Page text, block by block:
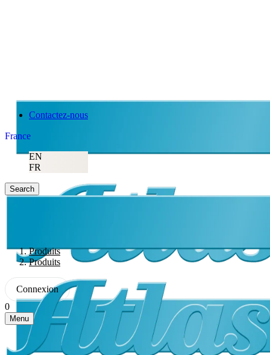
Contactez-nous
France
EN
FR
Search
Produits
Produits
Connexion
0
Menu